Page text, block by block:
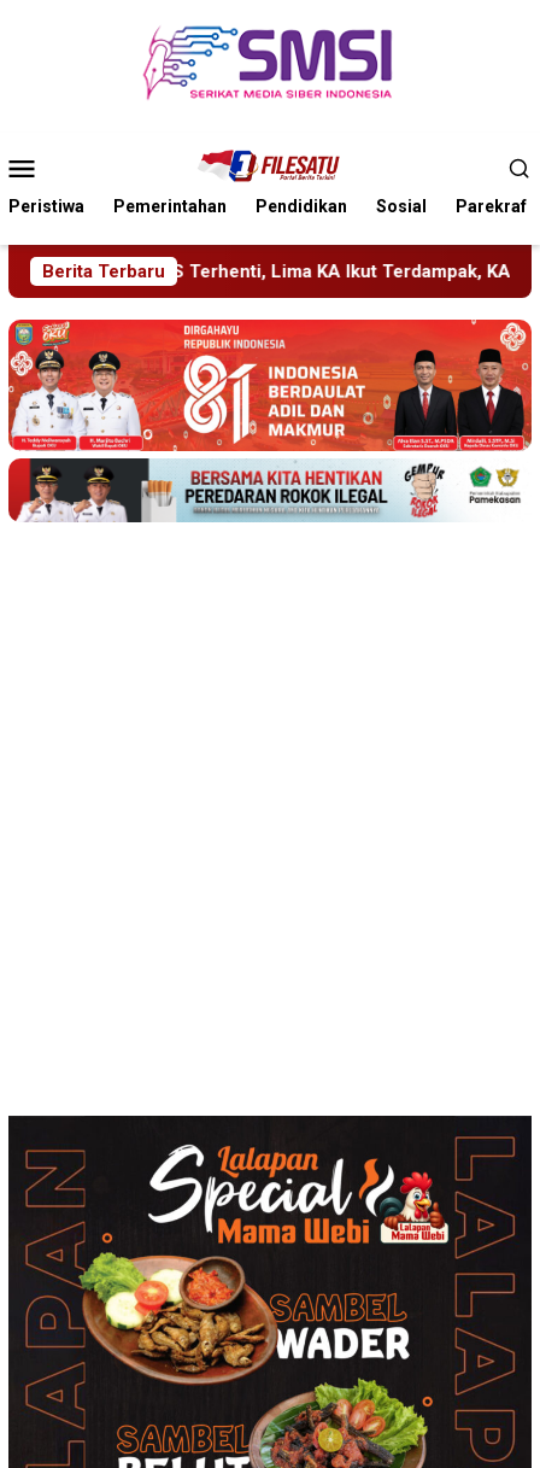
Mobile
Peristiwa Pemerintahan Pendidikan Sosial Parekraf
Berita Terbaru
Lima KA Ikut Terdampak, KAI Daop 7 Gerak Cepat Pulihkan